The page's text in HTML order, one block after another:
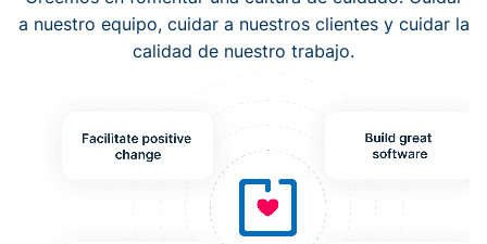
a nuestro equipo, cuidar a nuestros clientes y cuidar la
calidad de nuestro trabajo.